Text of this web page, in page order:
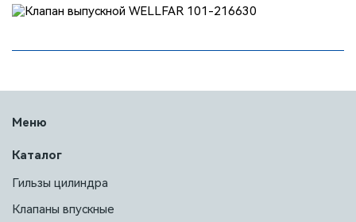
Меню
Каталог
Гильзы цилиндра
Клапаны впускные